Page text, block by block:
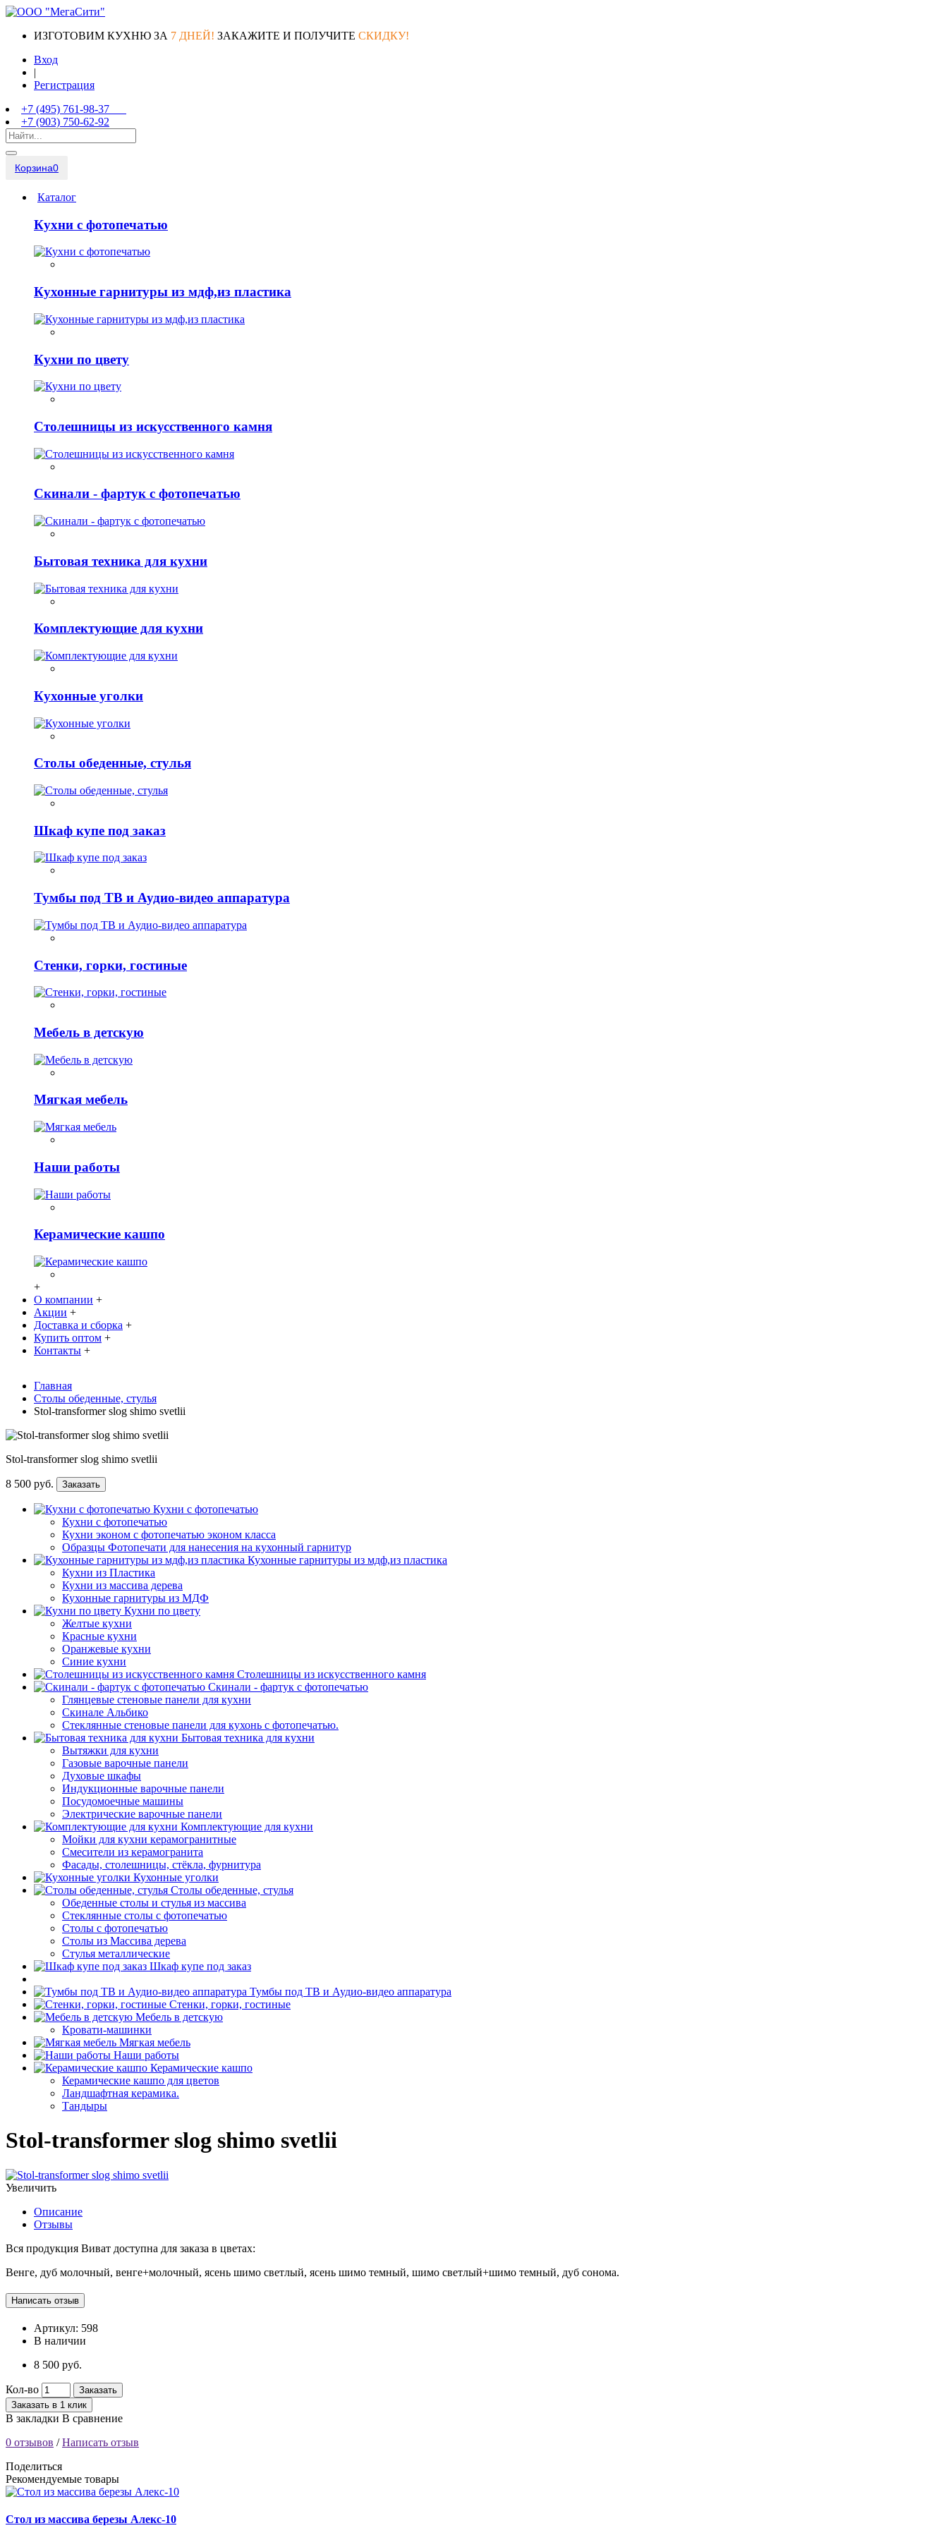
ИЗГОТОВИМ КУХНЮ ЗА 7 ДНЕЙ! ЗАКАЖИТЕ И ПОЛУЧИТЕ СКИДКУ!
Вход
|
Регистрация
+7 (495) 761-98-37
+7 (903) 750-62-92
Корзина0
Каталог
Кухни с фотопечатью
Кухонные гарнитуры из мдф,из пластика
Кухни по цвету
Столешницы из искусственного камня
Скинали - фартук с фотопечатью
Бытовая техника для кухни
Комплектующие для кухни
Кухонные уголки
Столы обеденные, стулья
Шкаф купе под заказ
Тумбы под ТВ и Аудио-видео аппаратура
Стенки, горки, гостиные
Мебель в детскую
Мягкая мебель
Наши работы
Керамические кашпо
+
О компании +
Акции +
Доставка и сборка +
Купить оптом +
Контакты +
Главная
Столы обеденные, стулья
Stol-transformer slog shimo svetlii
Stol-transformer slog shimo svetlii
8 500 руб. Заказать
Кухни с фотопечатью
Кухни с фотопечатью
Кухни эконом с фотопечатью эконом класса
Образцы Фотопечати для нанесения на кухонный гарнитур
Кухонные гарнитуры из мдф,из пластика
Кухни из Пластика
Кухни из массива дерева
Кухонные гарнитуры из МДФ
Кухни по цвету
Желтые кухни
Красные кухни
Оранжевые кухни
Синие кухни
Столешницы из искусственного камня
Скинали - фартук с фотопечатью
Глянцевые стеновые панели для кухни
Скинале Альбико
Стеклянные стеновые панели для кухонь с фотопечатью.
Бытовая техника для кухни
Вытяжки для кухни
Газовые варочные панели
Духовые шкафы
Индукционные варочные панели
Посудомоечные машины
Электрические варочные панели
Комплектующие для кухни
Мойки для кухни керамогранитные
Смесители из керамогранита
Фасады, столешницы, стёкла, фурнитура
Кухонные уголки
Столы обеденные, стулья
Обеденные столы и стулья из массива
Стеклянные столы с фотопечатью
Столы с фотопечатью
Столы из Массива дерева
Стулья металлические
Шкаф купе под заказ
Тумбы под ТВ и Аудио-видео аппаратура
Стенки, горки, гостиные
Мебель в детскую
Кровати-машинки
Мягкая мебель
Наши работы
Керамические кашпо
Керамические кашпо для цветов
Ландшафтная керамика.
Тандыры
Stol-transformer slog shimo svetlii
Увеличить
Описание
Отзывы
Вся продукция Виват доступна для заказа в цветах:
Венге, дуб молочный, венге+молочный, ясень шимо светлый, ясень шимо темный, шимо светлый+шимо темный, дуб сонома.
Артикул: 598
В наличии
8 500 руб.
Кол-во
Заказать
Заказать в 1 клик
В закладки В сравнение
0 отзывов /Написать отзыв
Поделиться
Рекомендуемые товары
Стол из массива березы Алекс-10